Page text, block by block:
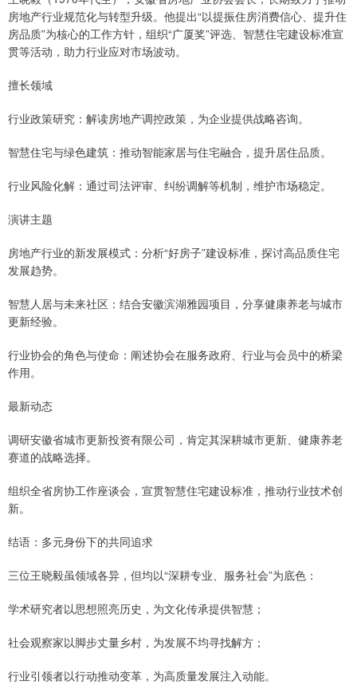
房地产行业规范化与转型升级。他提出“以提振住房消费信心、提升住
房品质”为核心的工作方针，组织“广厦奖”评选、智慧住宅建设标准宣
贯等活动，助力行业应对市场波动。
擅长领域
行业政策研究：解读房地产调控政策，为企业提供战略咨询。
智慧住宅与绿色建筑：推动智能家居与住宅融合，提升居住品质。
行业风险化解：通过司法评审、纠纷调解等机制，维护市场稳定。
演讲主题
房地产行业的新发展模式：分析“好房子”建设标准，探讨高品质住宅
发展趋势。
智慧人居与未来社区：结合安徽滨湖雅园项目，分享健康养老与城市
更新经验。
行业协会的角色与使命：阐述协会在服务政府、行业与会员中的桥梁
作用。
最新动态
调研安徽省城市更新投资有限公司，肯定其深耕城市更新、健康养老
赛道的战略选择。
组织全省房协工作座谈会，宣贯智慧住宅建设标准，推动行业技术创
新。
结语：多元身份下的共同追求
三位王晓毅虽领域各异，但均以“深耕专业、服务社会”为底色：
学术研究者以思想照亮历史，为文化传承提供智慧；
社会观察家以脚步丈量乡村，为发展不均寻找解方；
行业引领者以行动推动变革，为高质量发展注入动能。